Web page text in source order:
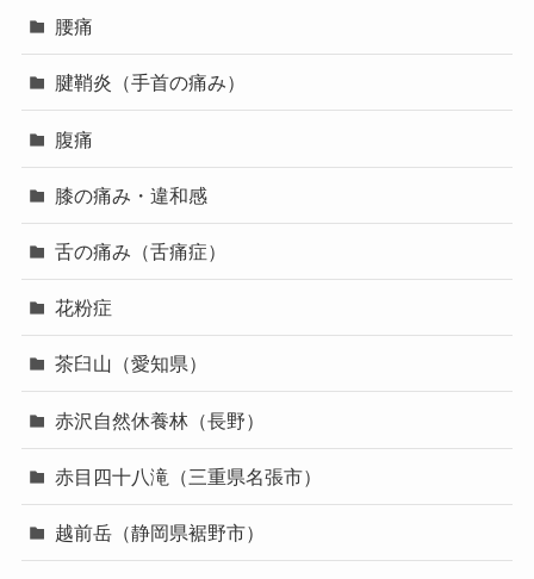
腰痛
腱鞘炎（手首の痛み）
腹痛
膝の痛み・違和感
舌の痛み（舌痛症）
花粉症
茶臼山（愛知県）
赤沢自然休養林（長野）
赤目四十八滝（三重県名張市）
越前岳（静岡県裾野市）